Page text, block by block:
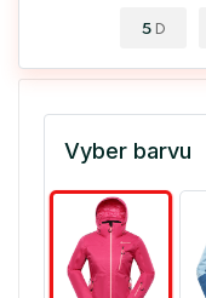
5 D
Vyber barvu